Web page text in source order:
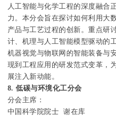
人工智能与化学工程的深度融合
力。本分会旨在探讨如何利用大
产品与工艺过程的创新。重点研
计、机理与人工智能模型驱动的
机器视觉与物联网的智能装备与
现到工程应用的研发范式变革，
展注入新动能。
8.低碳与环境化工分会
分会主席：
中国科学院院士
谢在库